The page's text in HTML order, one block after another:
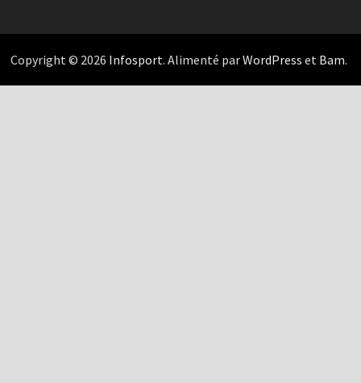
Copyright © 2026 Infosport. Alimenté parWordPress et Bam.